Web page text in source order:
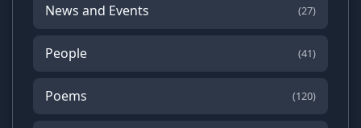
News and Events (27)
People (41)
Poems (120)